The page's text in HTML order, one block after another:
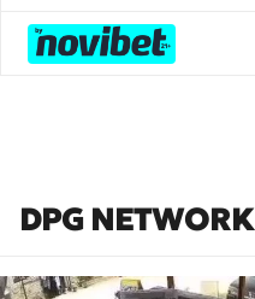
DPG NETWORK